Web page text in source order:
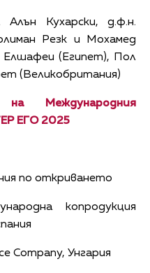
Кухарски, д.ф.н.
Резк и Мохамед
Елшафеи (Египет), Пол
(Великобритания)
Международния
ЕГО 2025
по откриването
копродукция
Company, Унгария